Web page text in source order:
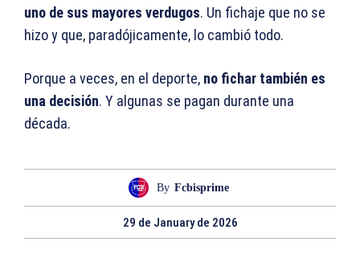
uno de sus mayores verdugos. Un fichaje que no se
hizo y que, paradójicamente, lo cambió todo.
Porque a veces, en el deporte, no fichar también es
una decisión. Y algunas se pagan durante una
década.
By Fcbisprime
29 de January de 2026